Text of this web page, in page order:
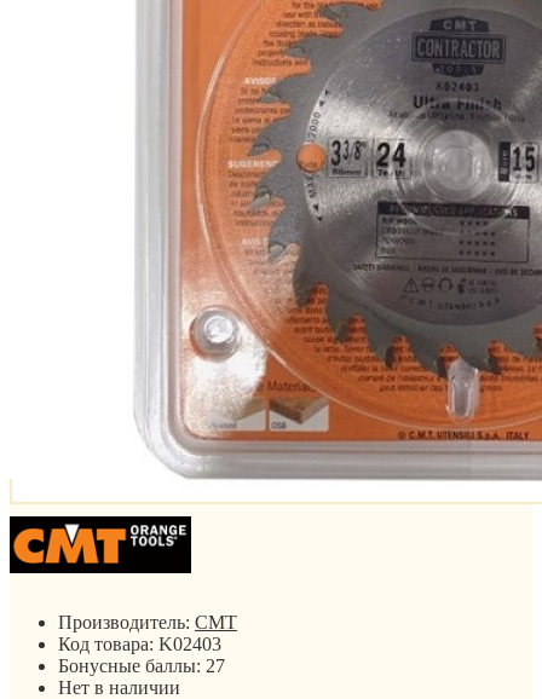
Производитель: CMT
Код товара: K02403
Бонусные баллы: 27
Нет в наличии